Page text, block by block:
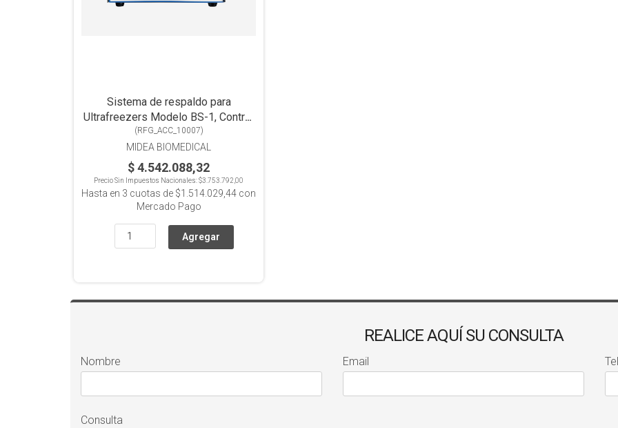
Sistema de respaldo para
Ultrafreezers Modelo BS-1, Control
digital de inyeccion de CO2.
(RFG_ACC_10007)
MIDEA BIOMEDICAL
$ 4.542.088,32
Precio Sin Impuestos Nacionales:$3.753.792,00
Hasta en 3 cuotas de $1.514.029,44 con
Mercado Pago
REALICE AQUÍ SU CONSULTA
Nombre Email
Consulta